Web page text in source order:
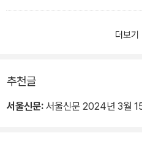
그리고 그로 인한 고뇌의 흔적은
자유 정신과는 거리가 먼 근본주의
더보기
추천글
서울신문: 서울신문 2024년 3월